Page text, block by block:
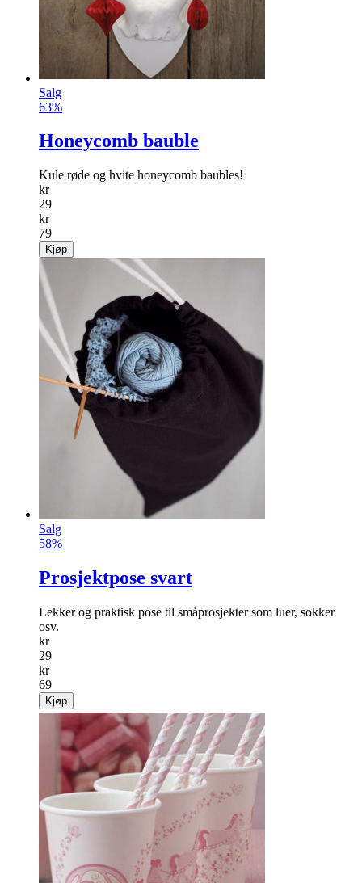
Salg
63%
Honeycomb bauble
Kule røde og hvite honeycomb baubles!
kr
29
kr
79
Kjøp
Salg
58%
Prosjektpose svart
Lekker og praktisk pose til småprosjekter som luer, sokker
osv.
kr
29
kr
69
Kjøp